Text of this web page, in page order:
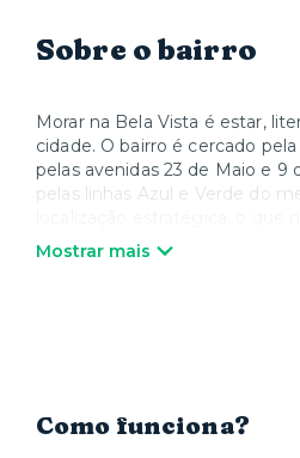
Sobre o bairro
Morar na Bela Vista é estar,
cidade. O bairro é cercado
pelas avenidas 23 de Maio e 9
pelas linhas Azul e Verde do
lazer – de parques shoppings
Mostrar mais
Como funciona?